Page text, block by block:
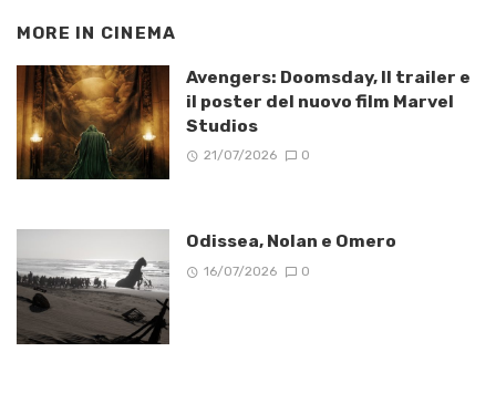
MORE IN CINEMA
Avengers: Doomsday, Il trailer e
il poster del nuovo film Marvel
Studios
21/07/2026 0
Odissea, Nolan e Omero
16/07/2026 0